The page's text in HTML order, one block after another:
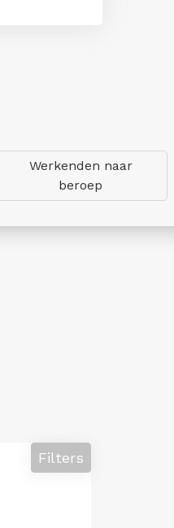
Werkenden naar
beroep
Filters